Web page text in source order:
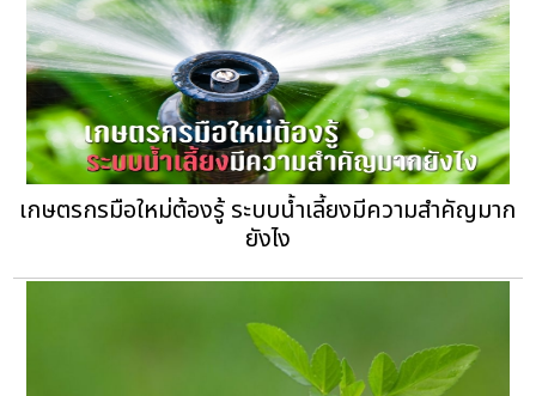
เกษตรกรมือใหม่ต้องรู้ ระบบน้ำเลี้ยงมีความสำคัญมาก
ยังไง